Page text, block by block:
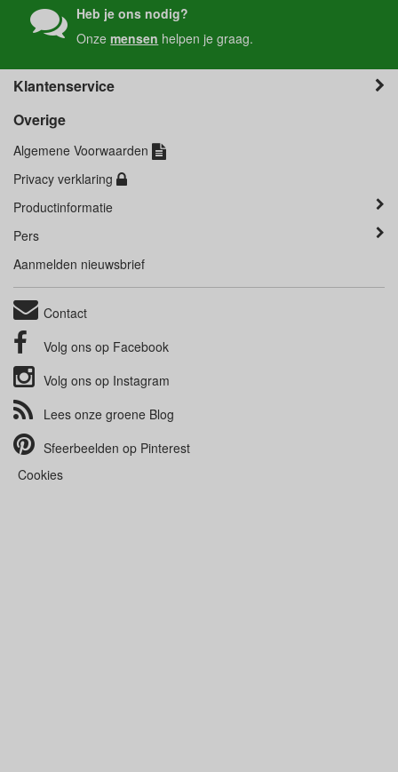
Heb je ons nodig?
Onzemensen helpen je graag.
Klantenservice
Overige
Algemene Voorwaarden
Privacy verklaring
Productinformatie
Pers
Aanmelden nieuwsbrief
Contact
Volg ons op Facebook
Volg ons op Instagram
Lees onze groene Blog
Sfeerbeelden op Pinterest
Cookies